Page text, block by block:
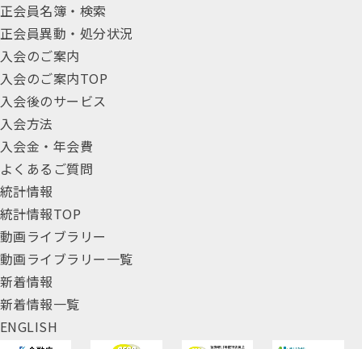
正会員名簿・検索
正会員異動・処分状況
入会のご案内
入会のご案内TOP
入会後のサービス
入会方法
入会金・年会費
よくあるご質問
統計情報
統計情報TOP
動画ライブラリー
動画ライブラリー一覧
新着情報
新着情報一覧
ENGLISH